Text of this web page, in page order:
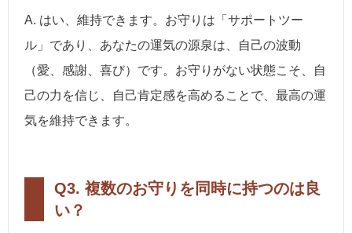
A. はい、維持できます。お守りは「サポートツー
ル」であり、あなたの運気の源泉は、自己の波動
（愛、感謝、喜び）です。お守りがない状態こそ、自
己の力を信じ、自己肯定感を高めることで、最高の運
気を維持できます。
Q3. 複数のお守りを同時に持つのは良
い？